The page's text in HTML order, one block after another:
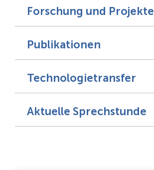
Forschung und Projekte
Publikationen
Technologietransfer
Aktuelle Sprechstunde